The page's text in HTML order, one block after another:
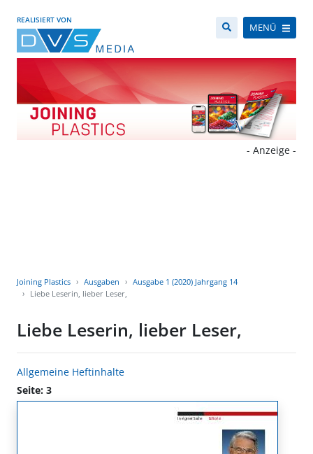
REALISIERT VON
MENÜ
- Anzeige -
Joining Plastics Ausgaben
Ausgabe 1 (2020) Jahrgang 14
Liebe Leserin, lieber Leser,
Liebe Leserin, lieber Leser,
Allgemeine Heftinhalte
Seite: 3